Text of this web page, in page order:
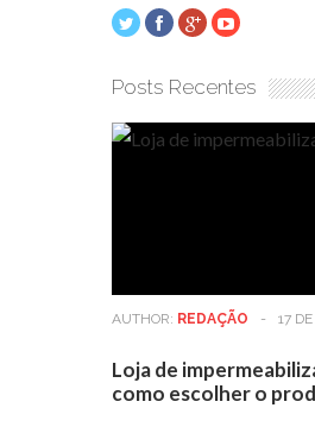
Posts Recentes
AUTHOR: REDAÇÃO - 17
Loja de
como escolher o